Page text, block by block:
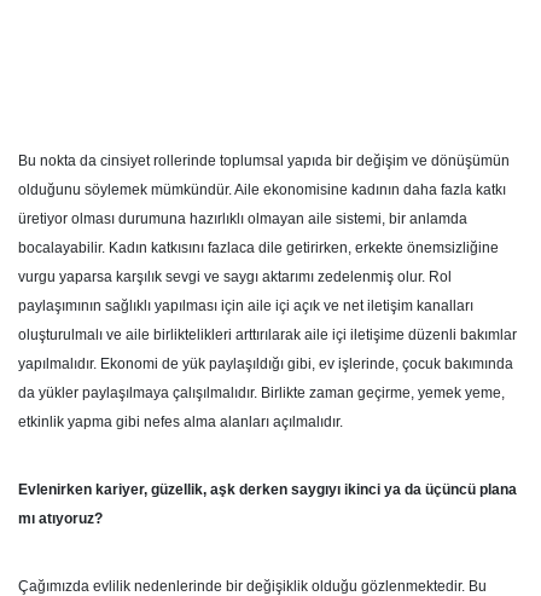
Bu nokta da cinsiyet rollerinde toplumsal yapıda bir değişim ve dönüşümün
olduğunu söylemek mümkündür. Aile ekonomisine kadının daha fazla katkı
üretiyor olması durumuna hazırlıklı olmayan aile sistemi, bir anlamda
bocalayabilir. Kadın katkısını fazlaca dile getirirken, erkekte önemsizliğine
vurgu yaparsa karşılık sevgi ve saygı aktarımı zedelenmiş olur. Rol
paylaşımının sağlıklı yapılması için aile içi açık ve net iletişim kanalları
oluşturulmalı ve aile birliktelikleri arttırılarak aile içi iletişime düzenli bakımlar
yapılmalıdır. Ekonomi de yük paylaşıldığı gibi, ev işlerinde, çocuk bakımında
da yükler paylaşılmaya çalışılmalıdır. Birlikte zaman geçirme, yemek yeme,
etkinlik yapma gibi nefes alma alanları açılmalıdır.
Evlenirken kariyer, güzellik, aşk derken saygıyı ikinci ya da üçüncü plana
mı atıyoruz?
Çağımızda evlilik nedenlerinde bir değişiklik olduğu gözlenmektedir. Bu